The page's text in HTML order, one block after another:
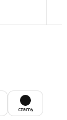
czarny